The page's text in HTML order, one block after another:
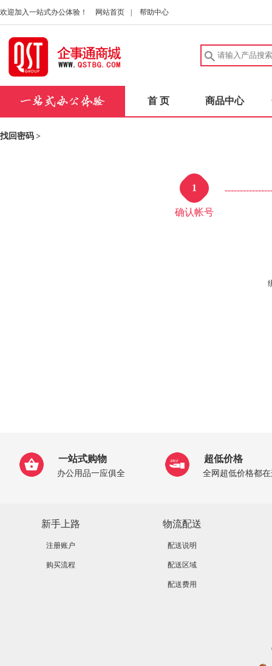
欢迎加入一站式办公体验！ 网站首页 帮助中心
首 页 商品中心
找回密码 >
1
确认帐号
一站式购物
办公用品一应俱全
超低价格
全网超低价格都
新手上路
注册账户
购买流程
物流配送
配送说明
配送区域
配送费用